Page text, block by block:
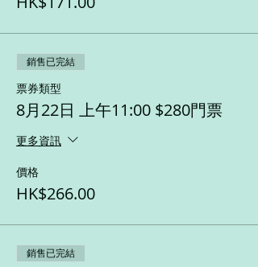
📌 95折門票（
一張電子「感謝狀」給參加者，以表謝意！
取票方法：
1. 付款後會即時收到確認電郵，於電郵內會
到會場，出示確認信換取門票。
順豐快遞寄出（費用為 $13)。
WhatsApp 查詢：97607291
銷售已完結
票券類型
8月22日 上午11:00 $280門票
更多資訊
價格
HK$266.00
銷售已完結